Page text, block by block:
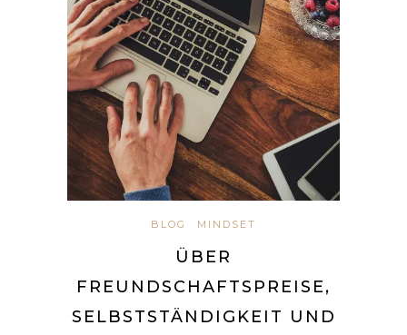
BLOG MINDSET
ÜBER
FREUNDSCHAFTSPREISE,
SELBSTSTÄNDIGKEIT UND